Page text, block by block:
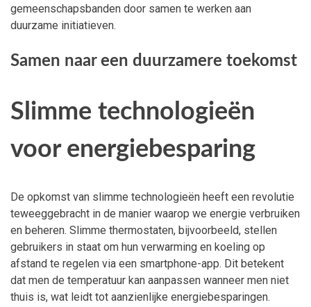
gemeenschapsbanden door samen te werken aan
duurzame initiatieven.
Samen naar een duurzamere toekomst
Slimme technologieën
voor energiebesparing
De opkomst van slimme technologieën heeft een revolutie
teweeggebracht in de manier waarop we energie verbruiken
en beheren. Slimme thermostaten, bijvoorbeeld, stellen
gebruikers in staat om hun verwarming en koeling op
afstand te regelen via een smartphone-app. Dit betekent
dat men de temperatuur kan aanpassen wanneer men niet
thuis is, wat leidt tot aanzienlijke energiebesparingen.